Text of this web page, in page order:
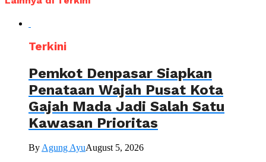
Terkini
Pemkot Denpasar Siapkan
Penataan Wajah Pusat Kota
Gajah Mada Jadi Salah Satu
Kawasan Prioritas
ByAgung AyuAugust 5, 2026